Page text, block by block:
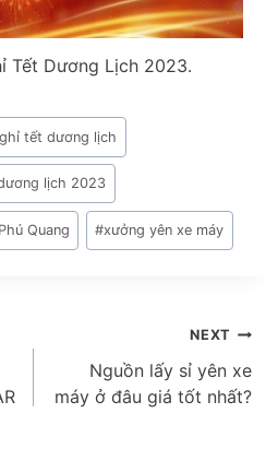
Tết Dương Lịch 2023.
tết dương lịch
lịch 2023
Quang #xưởng yên xe máy
NEXT
Nguồn lấy sỉ yên xe
máy ở đâu giá tốt nhất?